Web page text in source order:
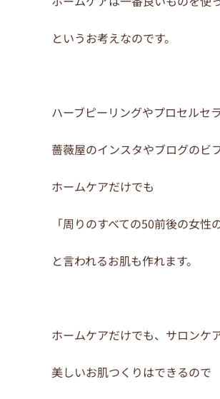
というお考えなのです。
ハーブピーリングやプロセルセ
薔薇屋のインスタやブログのビ
ホームケアだけでも
「周りのすべての50前後の女性
と言われるお肌も作れます。
ホームケアだけでも、サロンケ
美しいお肌つくりはできるので